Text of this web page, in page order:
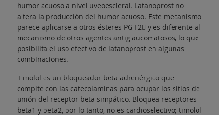
humor acuoso a nivel uveoescleral. Latanoprost no
altera la producción del humor acuoso. Este mecanismo
parece aplicarse a otros ésteres PG F2 y es diferente al
mecanismo de otros agentes antiglaucomatosos, lo que
posibilita el uso efectivo de latanoprost en algunas
combinaciones.
Timolol es un bloqueador beta adrenérgico que
compite con las catecolaminas para ocupar los sitios de
unión del receptor beta simpático. Bloquea receptores
beta1 y beta2, por lo tanto, no es cardioselectivo; timolol